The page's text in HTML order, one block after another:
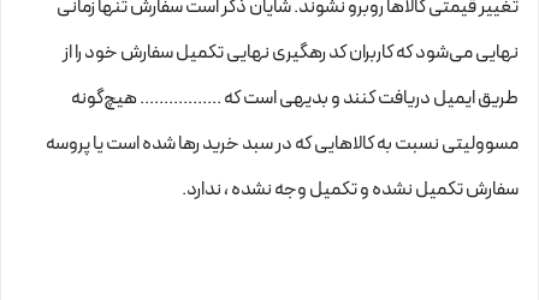
تغییر قیمتی کالاها روبرو نشوند. شایان ذکر است سفارش تنها زمانی
نهایی می‌شود که کاربران کد رهگیری نهایی تکمیل سفارش خود را از
طریق ایمیل دریافت کنند و بدیهی است که ................. هیچ‌گونه
مسوولیتی نسبت به کالاهایی که در سبد خرید رها شده است یا پروسه
سفارش تکمیل نشده و تکمیل وجه نشده ، ندارد.